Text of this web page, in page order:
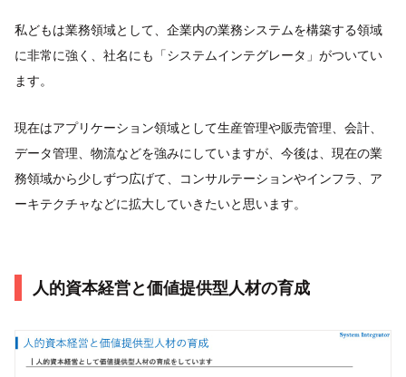
私どもは業務領域として、企業内の業務システムを構築する領域
に非常に強く、社名にも「システムインテグレータ」がついてい
ます。
現在はアプリケーション領域として生産管理や販売管理、会計、
データ管理、物流などを強みにしていますが、今後は、現在の業
務領域から少しずつ広げて、コンサルテーションやインフラ、ア
ーキテクチャなどに拡大していきたいと思います。
人的資本経営と価値提供型人材の育成